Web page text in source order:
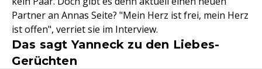
Partner an Annas Seite? "Mein Herz ist frei, mein Herz
ist offen", verriet sie im Interview.
Das sagt Yanneck zu den Liebes-
Gerüchten